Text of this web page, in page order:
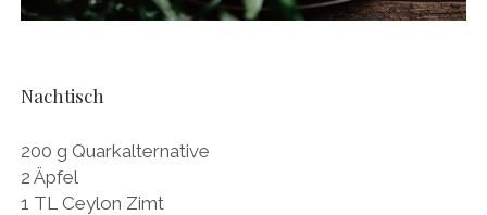
Nachtisch
200 g Quarkalternative
2 Äpfel
1 TL Ceylon Zimt